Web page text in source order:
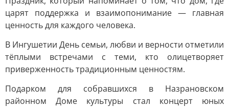
царят поддержка и взаимопонимание — главная
ценность для каждого человека.
В Ингушетии День семьи, любви и верности отметили
тёплыми встречами с теми, кто олицетворяет
приверженность традиционным ценностям.
Подарком для собравшихся в Назрановском
районном Доме культуры стал концерт юных